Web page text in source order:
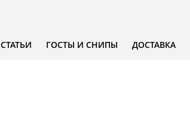
СТАТЬИ ГОСТЫ И СНИПЫ ДОСТАВКА